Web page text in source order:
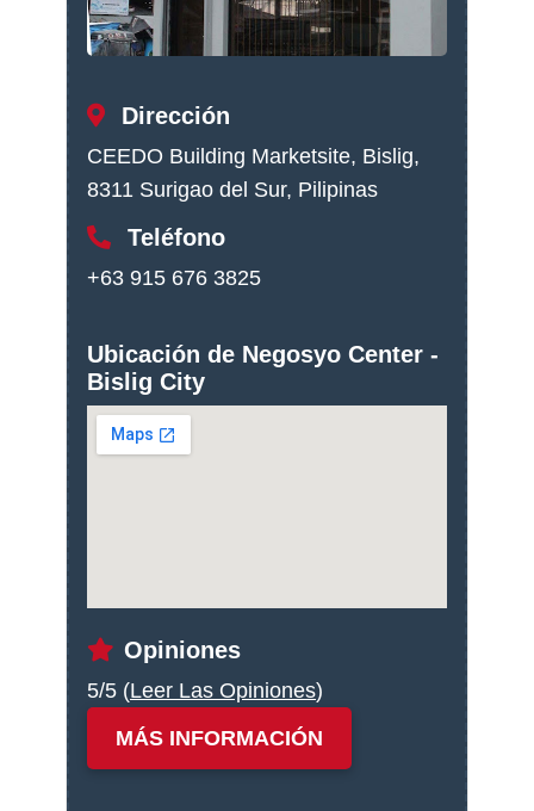
Dirección
CEEDO Building Marketsite, Bislig,
8311 Surigao del Sur, Pilipinas
Teléfono
+63 915 676 3825
Ubicación de Negosyo Center -
Bislig City
Opiniones
5/5 (Leer Las Opiniones)
MÁS INFORMACIÓN